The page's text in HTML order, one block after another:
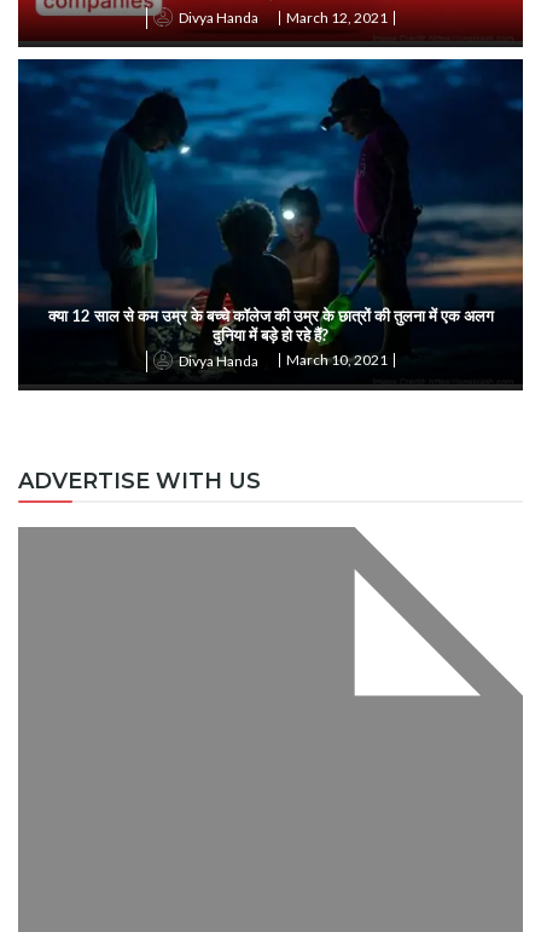
Divya Handa March 12, 2021
क्या 12 साल से कम उम्र के बच्चे कॉलेज की उम्र के छात्रों की तुलना में एक अलग
दुनिया में बड़े हो रहे हैं?
Divya Handa March 10, 2021
ADVERTISE WITH US